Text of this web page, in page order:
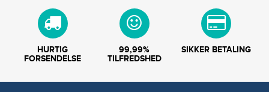
HURTIG
FORSENDELSE
99,99%
TILFREDSHED
SIKKER BETALING